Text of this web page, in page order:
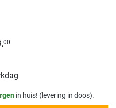
00
in huis! (levering in doos).